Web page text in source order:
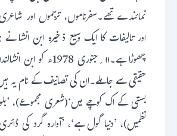
نمائندے تھے۔سفرناموں، ترجموں اور
اور تالیفات کا ایک وسیع ذخیرہ ابن
چھوڑا ہے۔۱۱؍جنوری
حقیقی سے جاملے۔ان کی تصانیف کے نام یہ
بستی کے اک کوچے میں‘(شعری مجموعے)،
نظمیں)، ’دنیا گول ہے‘، ’آوارہ گرد کی